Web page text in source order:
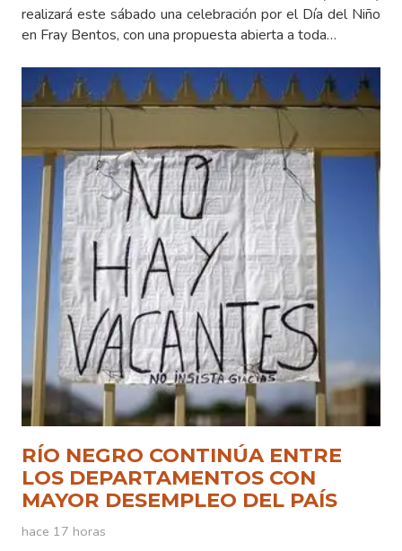
realizará este sábado una celebración por el Día del Niño
en Fray Bentos, con una propuesta abierta a toda…
RÍO NEGRO CONTINÚA ENTRE
LOS DEPARTAMENTOS CON
MAYOR DESEMPLEO DEL PAÍS
hace 17 horas